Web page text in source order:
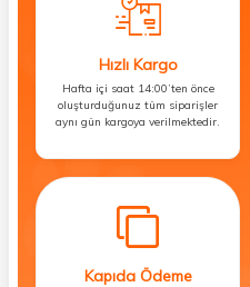
Hızlı Kargo
Hafta içi saat 14:00’ten önce
oluşturduğunuz tüm siparişler
aynı gün kargoya verilmektedir.
Kapıda Ödeme